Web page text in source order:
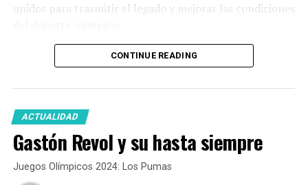
unidos para trasmitir el legado y mejorar las condiciones
“El – José Torres –
me dijo medalla o
yeso”
CONTINUE READING
ACTUALIDAD
Gastón Revol y su hasta siempre
Juegos Olímpicos 2024: Los Pumas